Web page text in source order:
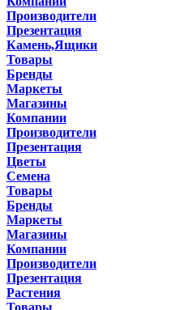
Производители
Презентация
Камень,Ящики
Товары
Бренды
Маркеты
Магазины
Компании
Производители
Презентация
Цветы
Семена
Товары
Бренды
Маркеты
Магазины
Компании
Производители
Презентация
Растения
Товары